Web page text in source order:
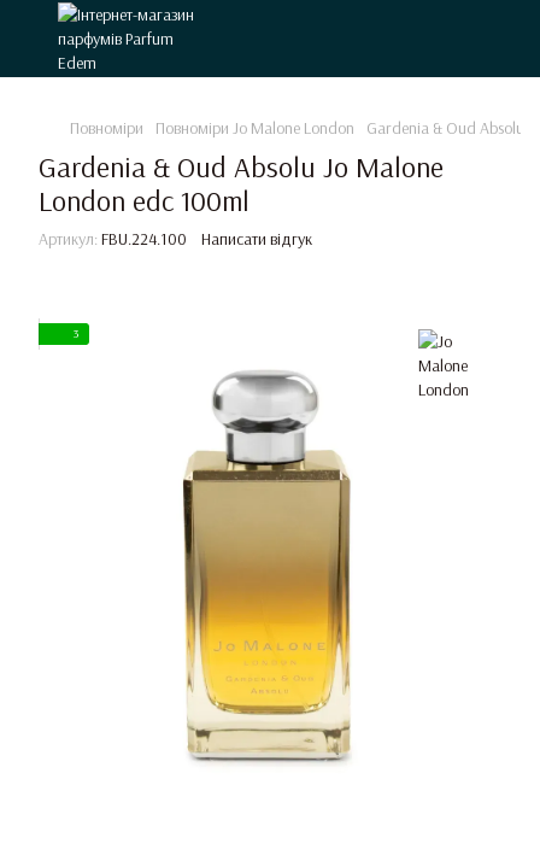
Повноміри Повноміри Jo Malone London Gardenia & Oud Absolu
Gardenia & Oud Absolu Jo Malone
London edc 100ml
Артикул: FBU.224.100 Написати відгук
3